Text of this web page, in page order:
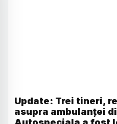
Update: Trei tineri,
asupra ambulanței